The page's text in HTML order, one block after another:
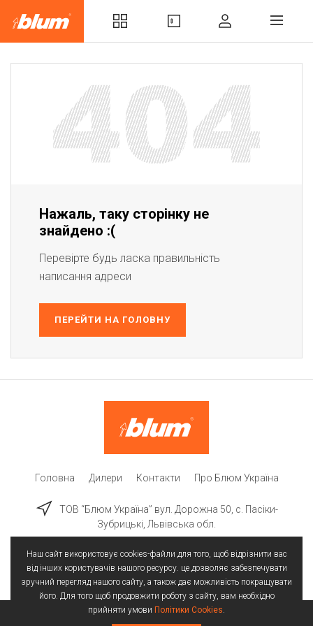
Нажаль, таку сторінку не
знайдено :(
Перевірте будь ласка правильність
написання адреси
ПЕРЕЙТИ НА ГОЛОВНУ
Головна Дилери Контакти Про Блюм Україна
ТОВ “Блюм Україна” вул. Дорожна 50, c. Пасіки-
Зубрицькі, Львівська обл.
Наш сайт використовує cookies-файли для того, щоб відрізнити вас
від інших користувачів нашого ресурсу. це дозволяє забезпечувати
зручний перегляд нашого сайту, а також дає можливість покращувати
його. Для того щоб продовжити роботу з сайту, вам необхідно
прийняти умови Політики Cookies.